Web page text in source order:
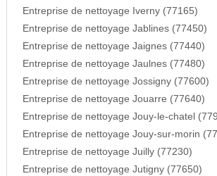
Entreprise de nettoyage Iverny (77165)
Entreprise de nettoyage Jablines (77450)
Entreprise de nettoyage Jaignes (77440)
Entreprise de nettoyage Jaulnes (77480)
Entreprise de nettoyage Jossigny (77600)
Entreprise de nettoyage Jouarre (77640)
Entreprise de nettoyage Jouy-le-chatel
Entreprise de nettoyage Jouy-sur-morin
Entreprise de nettoyage Juilly (77230)
Entreprise de nettoyage Jutigny (77650)